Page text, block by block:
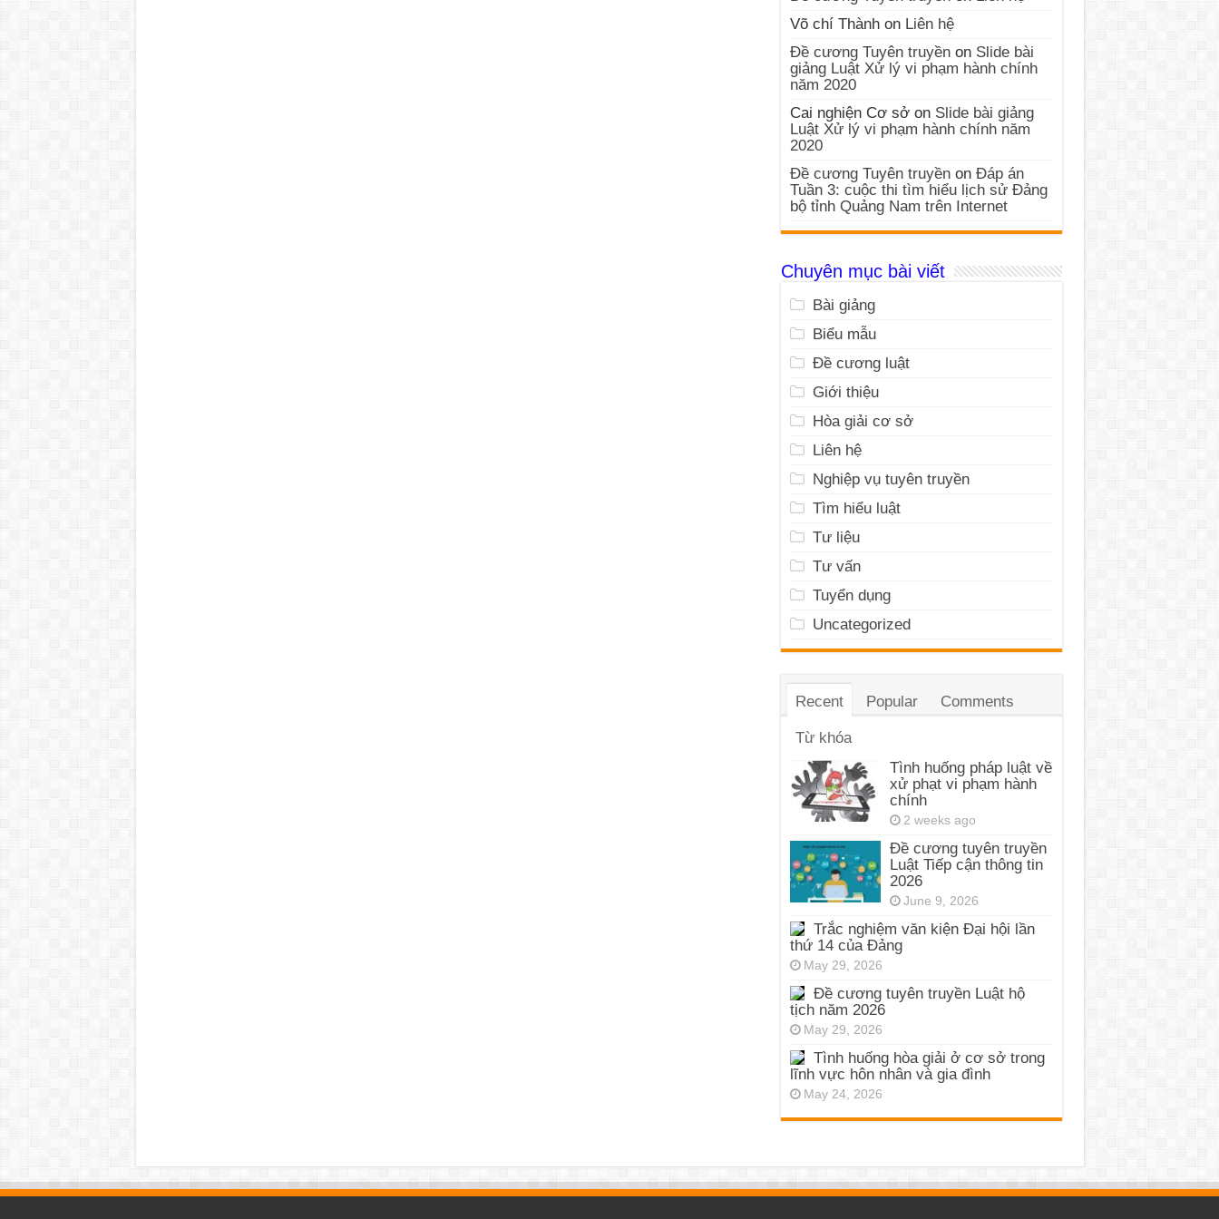
Võ chí Thànhon Liên hệ
Đề cương Tuyên truyềnon Slide bài
giảng Luật Xử lý vi phạm hành chính
năm 2020
Cai nghiện Cơ sởon Slide bài giảng
Luật Xử lý vi phạm hành chính năm
2020
Đề cương Tuyên truyềnon Đáp án
Tuần 3: cuộc thi tìm hiểu lịch sử Đảng
bộ tỉnh Quảng Nam trên Internet
Chuyên mục bài viết
Bài giảng
Biểu mẫu
Đề cương luật
Giới thiệu
Hòa giải cơ sở
Liên hệ
Nghiệp vụ tuyên truyền
Tìm hiểu luật
Tư liệu
Tư vấn
Tuyển dụng
Uncategorized
Recent Popular Comments
Từ khóa
Tình huống pháp luật về
xử phạt vi phạm hành
chính
2 weeks ago
Đề cương tuyên truyền
Luật Tiếp cận thông tin
2026
June 9, 2026
Trắc nghiệm văn kiện Đại hội lần
thứ 14 của Đảng
May 29, 2026
Đề cương tuyên truyền Luật hộ
tịch năm 2026
May 29, 2026
Tình huống hòa giải ở cơ sở trong
lĩnh vực hôn nhân và gia đình
May 24, 2026